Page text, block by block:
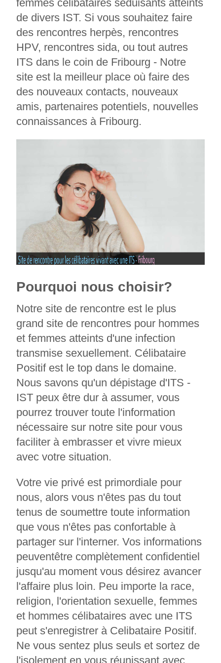
femmes célibataires séduisants atteints
de divers IST. Si vous souhaitez faire
des rencontres herpès, rencontres
HPV, rencontres sida, ou tout autres
ITS dans le coin de Fribourg - Notre
site est la meilleur place où faire des
des nouveaux contacts, nouveaux
amis, partenaires potentiels, nouvelles
connaissances à Fribourg.
Pourquoi nous choisir?
Notre site de rencontre est le plus
grand site de rencontres pour hommes
et femmes atteints d'une infection
transmise sexuellement. Célibataire
Positif est le top dans le domaine.
Nous savons qu'un dépistage d'ITS -
IST peux être dur à assumer, vous
pourrez trouver toute l'information
nécessaire sur notre site pour vous
faciliter à embrasser et vivre mieux
avec votre situation.
Votre vie privé est primordiale pour
nous, alors vous n'êtes pas du tout
tenus de soumettre toute information
que vous n'êtes pas confortable à
partager sur l'interner. Vos informations
peuventêtre complètement confidentiel
jusqu'au moment vous désirez avancer
l'affaire plus loin. Peu importe la race,
religion, l'orientation sexuelle, femmes
et hommes célibataires avec une ITS
peut s'enregistrer à Celibataire Positif.
Ne vous sentez plus seuls et sortez de
l'isolement en vous réunissant avec